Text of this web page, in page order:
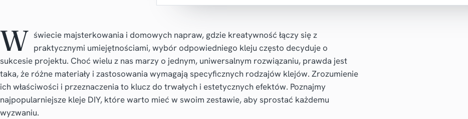
W świecie majsterkowania i domowych napraw, gdzie kreatywność łączy się z
praktycznymi umiejętnościami, wybór odpowiedniego kleju często decyduje o
sukcesie projektu. Choć wielu z nas marzy o jednym, uniwersalnym rozwiązaniu, prawda jest
taka, że różne materiały i zastosowania wymagają specyficznych rodzajów klejów. Zrozumienie
ich właściwości i przeznaczenia to klucz do trwałych i estetycznych efektów. Poznajmy
najpopularniejsze kleje DIY, które warto mieć w swoim zestawie, aby sprostać każdemu
wyzwaniu.